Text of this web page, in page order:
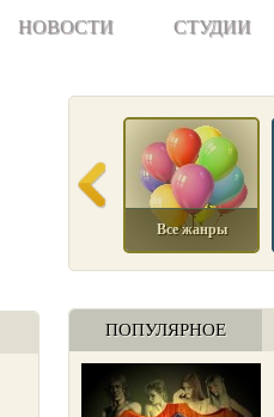
НОВОСТИ СТУДИИ
Все жанры
ПОПУЛЯРНОЕ